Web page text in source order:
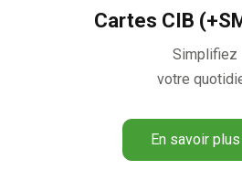
Cartes CIB
Simplifiez
votre
En savoir plus